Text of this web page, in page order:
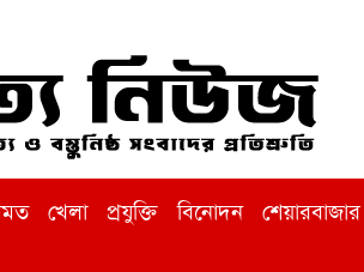
খেলা প্রযুক্তি বিনোদন শেয়ারবাজার